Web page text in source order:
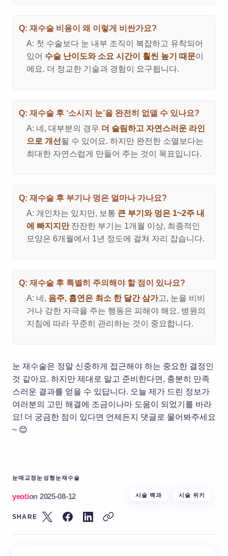
Q: 재수술 비용이 왜 이렇게 비싼가요?
A: 첫 수술보다 눈 내부 조직이 복잡하고 유착되어
있어 수술 난이도와 소요 시간이 훨씬 높기 때문이
에요. 더 정교한 기술과 경험이 요구됩니다.
Q: 재수술 후 ‘소시지 눈’을 완전히 없앨 수 있나요?
A: 네, 대부분의 경우 더 슬림하고 자연스러운 라인
으로 개선 될 수 있어요. 하지만 완전한 소멸보다는
최대한 자연스럽게 만들어 주는 것이 목표입니다.
Q: 재수술 후 부기나 멍은 얼마나 가나요?
A: 개인차는 있지만, 보통 큰 부기와 멍은 1~2주 내
에 빠지지만잔잔한 부기는 1개월 이상, 최종적인
모양은 6개월에서 1년 정도에 걸쳐 자리 잡습니다.
Q: 재수술 후 특별히 주의해야 할 점이 있나요?
A: 네, 음주, 흡연은 최소 한 달간 삼가고, 눈을 비비
거나 강한 자극을 주는 행동은 피해야 해요. 병원의
지침에 따라 꾸준히 관리하는 것이 중요합니다.
눈 재수술은 정말 신중하게 접근해야 하는 중요한 결정인
것 같아요. 하지만 제대로 알고 준비한다면, 충분히 만족
스러운 결과를 얻을 수 있답니다. 오늘 제가 드린 정보가
여러분의 고민 해결에 조금이나마 도움이 되었기를 바라
요! 더 궁금한 점이 있다면 언제든지 댓글로 물어봐주세요
~ 😊
눈매교정눈성형눈재수술
yeotion 2025-08-12 시술 백과 시술 위키
SHARE